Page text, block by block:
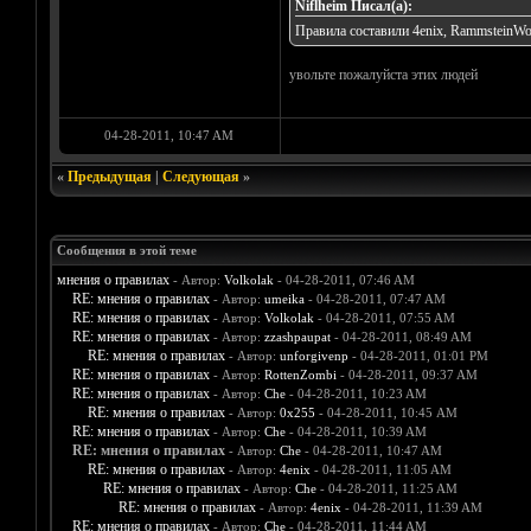
Niflheim Писал(а):
Правила составили 4enix,
увольте пожалуйста этих людей
04-28-2011, 10:47 AM
« Предыдущая| Следующая»
Сообщения в этой теме
мнения о правилах - Автор: Volkolak - 04-28-2011, 07:46 AM
RE: мнения о правилах - Автор: umeika- 04-28-2011, 07:47 AM
RE: мнения о правилах - Автор: Volkolak - 04-28-2011, 07:55 AM
RE: мнения о правилах - Автор: zzashpaupat- 04-28-2011, 08:49 AM
RE: мнения о правилах - Автор: unforgivenp - 04-28-2011, 01:01 PM
RE: мнения о правилах - Автор: RottenZombi - 04-28-2011, 09:37 AM
RE: мнения о правилах - Автор: Che- 04-28-2011, 10:23 AM
RE: мнения о правилах - Автор: 0х255 - 04-28-2011, 10:45 AM
RE: мнения о правилах - Автор: Che- 04-28-2011, 10:39 AM
RE: мнения о правилах - Автор: Che- 04-28-2011, 10:47 AM
RE: мнения о правилах - Автор: 4enix - 04-28-2011, 11:05 AM
RE: мнения о правилах - Автор: Che- 04-28-2011, 11:25 AM
RE: мнения о правилах - Автор: 4enix - 04-28-2011, 11:39 AM
RE: мнения о правилах - Автор: Che- 04-28-2011, 11:44 AM